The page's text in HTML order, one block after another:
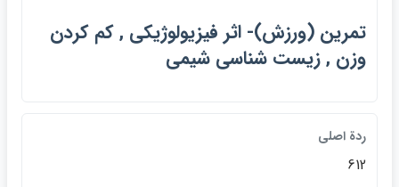
تمرين (ورزش)- اثر فيزيولوژيكي , كم كردن
وزن , زيست شناسي شيمي
ردة اصلي
612